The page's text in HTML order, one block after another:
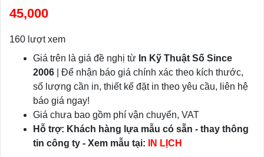
45,000
160 lượt xem
Giá trên là giá đề nghị từ In Kỹ Thuật Số Since
2006 | Để nhận báo giá chính xác theo kích thước,
số lượng cần in, thiết kế đặt in theo yêu cầu, liên hệ
báo giá ngay!
Giá chưa bao gồm phí vận chuyển, VAT
Hỗ trợ: Khách hàng lựa mẫu có sẵn - thay thông
tin công ty - Xem mẫu tại:
IN LỊCH